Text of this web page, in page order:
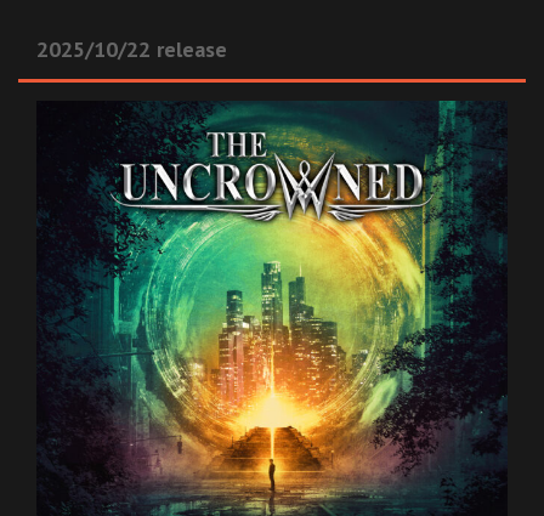
2025/10/22 release